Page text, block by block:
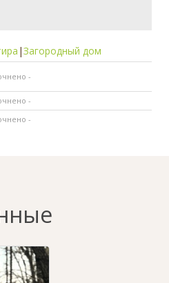
|Загородный дом
-
-
-